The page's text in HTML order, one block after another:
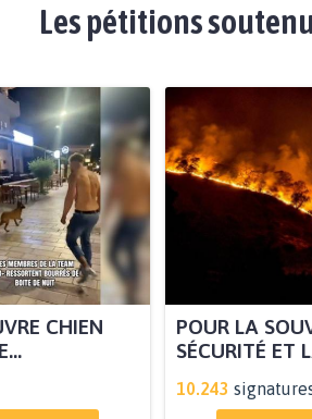
Les pétitions
CHIEN
POUR LA
SÉCURITÉ ET
10.243